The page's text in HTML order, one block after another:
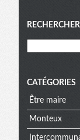
RECHERCHER
CATÉGORIES
Être maire
Monteux